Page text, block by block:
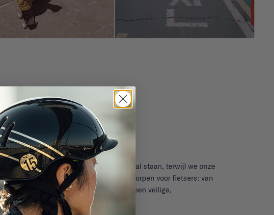
stijl, gemak en veiligheid centraal staan, terwijl we onze
beperken. Elk detail is speciaal ontworpen voor fietsers: van
riemen, ventilatieopeningen en een veilige,